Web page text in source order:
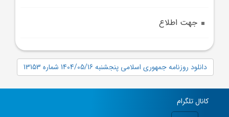
جهت اطلاع
دانلود روزنامه جمهوری اسلامی پنجشنبه 1404/05/16 شماره 13153
کانال تلگرام